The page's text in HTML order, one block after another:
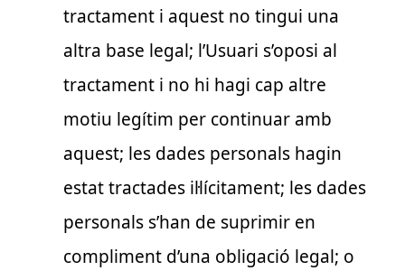
tractament i aquest no tingui una
altra base legal; l’Usuari s’oposi al
tractament i no hi hagi cap altre
motiu legítim per continuar amb
aquest; les dades personals hagin
estat tractades il·lícitament; les dades
personals s’han de suprimir en
compliment d’una obligació legal; o